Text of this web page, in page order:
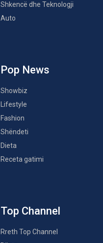
Shkencë dhe Teknologji
Auto
Pop News
Showbiz
Lifestyle
Fashion
Shëndeti
Dieta
Receta gatimi
Top Channel
Rreth Top Channel